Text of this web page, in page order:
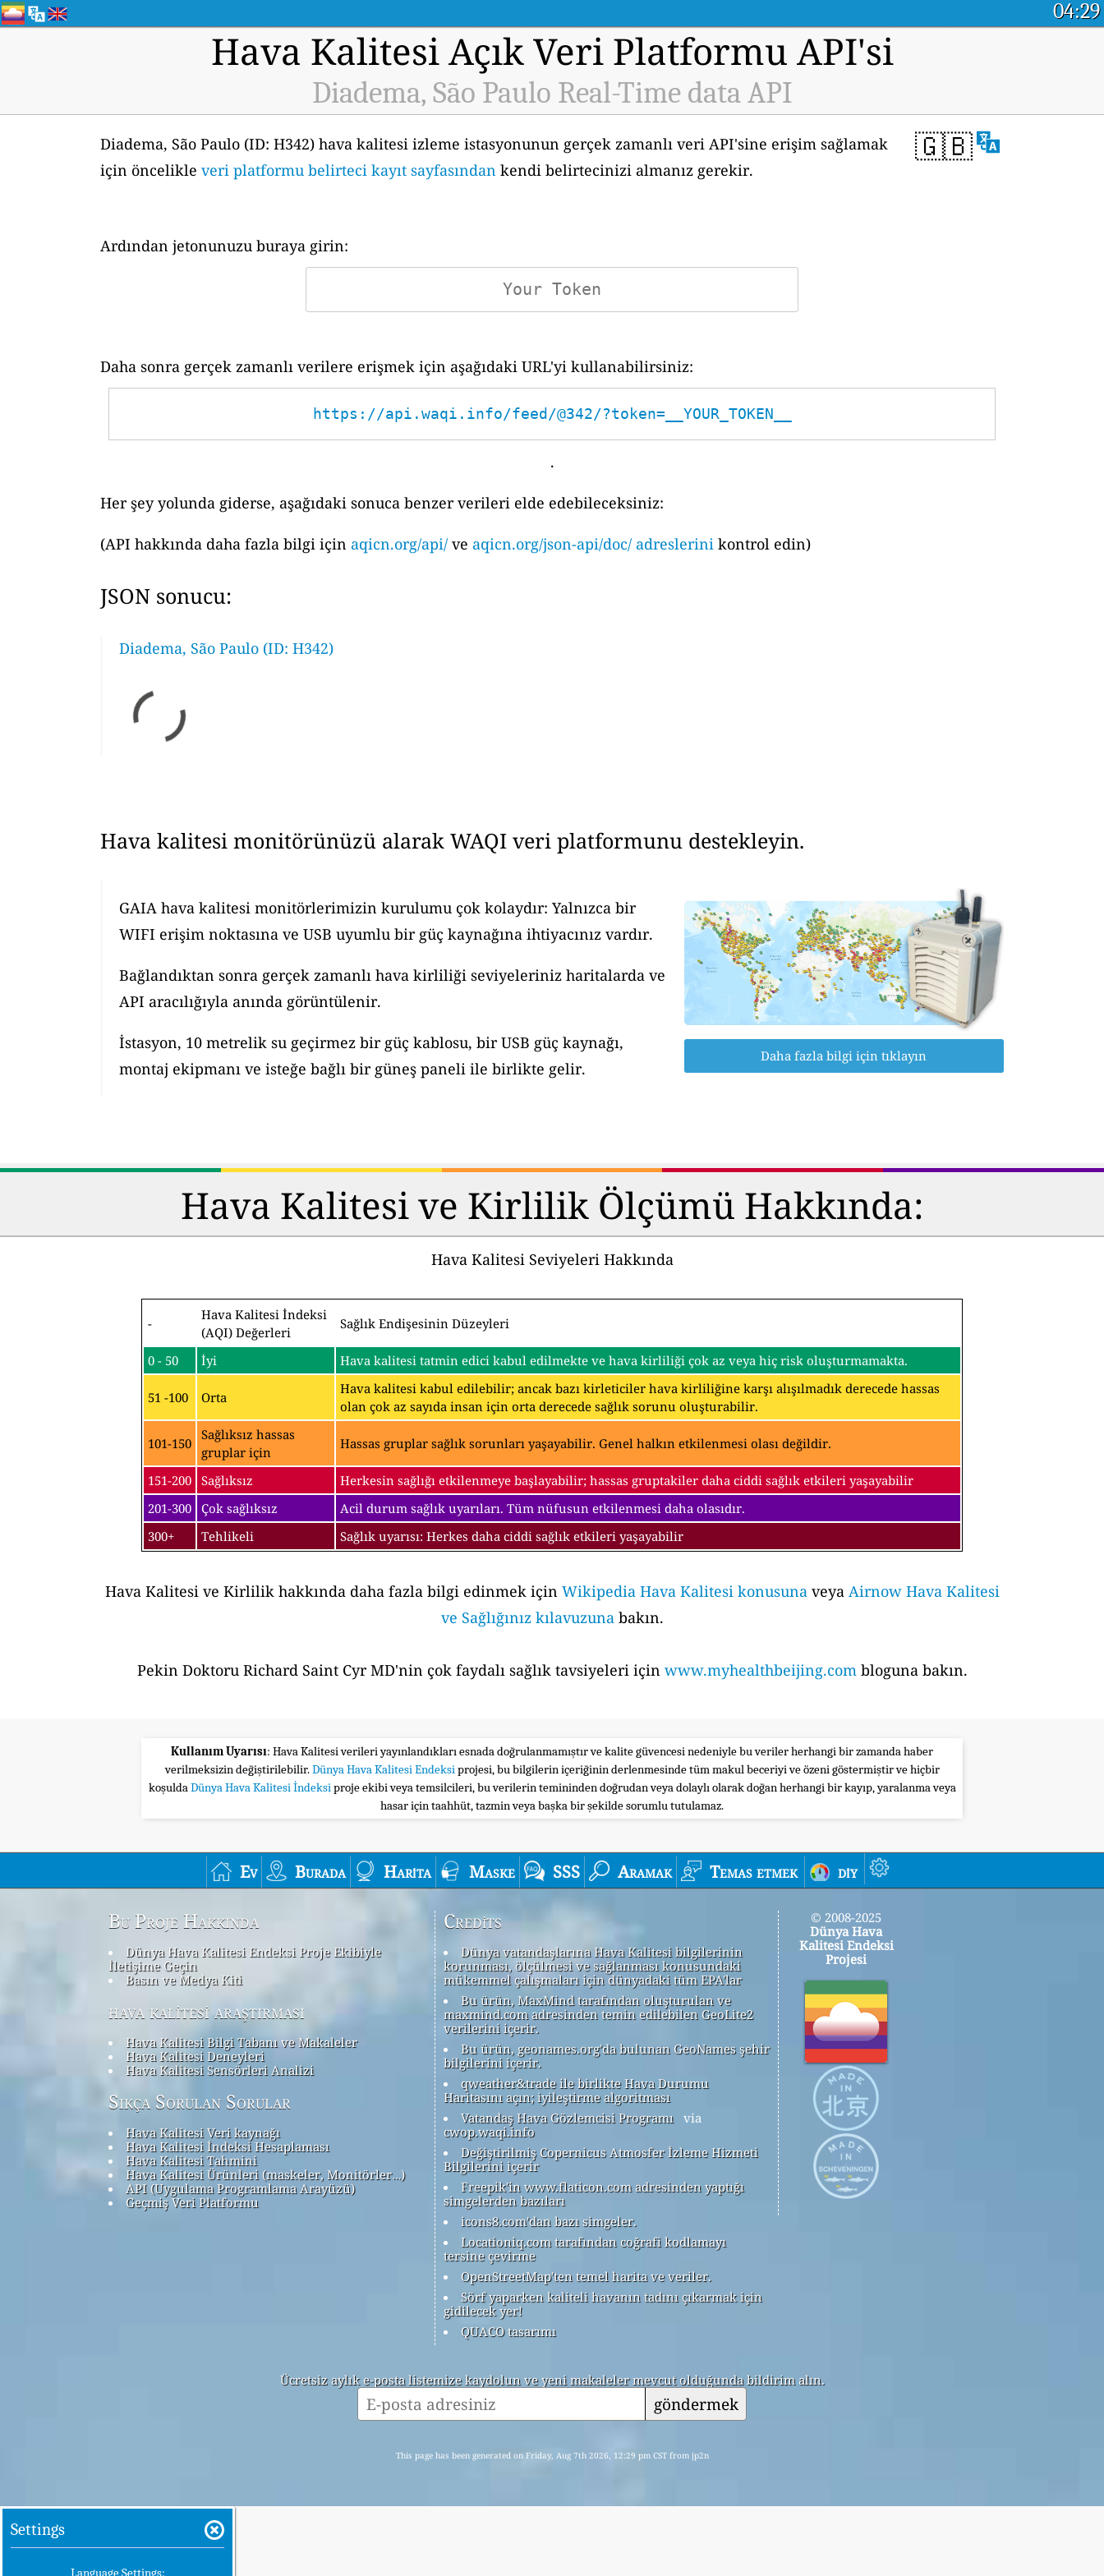
04:29
Hava Kalitesi Açık Veri Platformu API'si
Diadema, São Paulo Real-Time data API
🇬🇧
Diadema, São Paulo (ID: H342) hava kalitesi izleme istasyonunun gerçek zamanlı veri API'sine erişim sağlamak
için öncelikle veri platformu belirteci kayıt sayfasından kendi belirtecinizi almanız gerekir.
Ardından jetonunuzu buraya girin:
Daha sonra gerçek zamanlı verilere erişmek için aşağıdaki URL'yi kullanabilirsiniz:
https://api.waqi.info/feed/@342/?token=__YOUR_TOKEN__
.
Her şey yolunda giderse, aşağıdaki sonuca benzer verileri elde edebileceksiniz:
(API hakkında daha fazla bilgi için aqicn.org/api/ ve aqicn.org/json-api/doc/ adreslerini kontrol edin)
JSON sonucu:
Diadema, São Paulo (ID: H342)
Hava kalitesi monitörünüzü alarak WAQI veri platformunu destekleyin.
GAIA hava kalitesi monitörlerimizin kurulumu çok kolaydır: Yalnızca bir
WIFI erişim noktasına ve USB uyumlu bir güç kaynağına ihtiyacınız vardır.
Bağlandıktan sonra gerçek zamanlı hava kirliliği seviyeleriniz haritalarda ve
API aracılığıyla anında görüntülenir.
İstasyon, 10 metrelik su geçirmez bir güç kablosu, bir USB güç kaynağı,
montaj ekipmanı ve isteğe bağlı bir güneş paneli ile birlikte gelir.
Daha fazla bilgi için tıklayın
Hava Kalitesi ve Kirlilik Ölçümü Hakkında:
Hava Kalitesi Seviyeleri Hakkında
-
Hava Kalitesi İndeksi
(AQI) Değerleri
Sağlık Endişesinin Düzeyleri
0 - 50 İyi Hava kalitesi tatmin edici kabul edilmekte ve hava kirliliği çok az veya hiç risk oluşturmamakta.
51 -100 Orta
Hava kalitesi kabul edilebilir; ancak bazı kirleticiler hava kirliliğine karşı alışılmadık derecede hassas
olan çok az sayıda insan için orta derecede sağlık sorunu oluşturabilir.
101-150
Sağlıksız hassas
gruplar için
Hassas gruplar sağlık sorunları yaşayabilir. Genel halkın etkilenmesi olası değildir.
151-200 Sağlıksız
Herkesin sağlığı etkilenmeye başlayabilir; hassas gruptakiler daha ciddi sağlık etkileri yaşayabilir
201-300 Çok sağlıksız
Acil durum sağlık uyarıları. Tüm nüfusun etkilenmesi daha olasıdır.
300+
Tehlikeli Sağlık uyarısı: Herkes daha ciddi sağlık etkileri yaşayabilir
Hava Kalitesi ve Kirlilik hakkında daha fazla bilgi edinmek için Wikipedia Hava Kalitesi konusunaveya Airnow Hava Kalitesi
ve Sağlığınız kılavuzunabakın.
Pekin Doktoru Richard Saint Cyr MD'nin çok faydalı sağlık tavsiyeleri için www.myhealthbeijing.combloguna bakın.
Kullanım Uyarısı: Hava Kalitesi verileri yayınlandıkları esnada doğrulanmamıştır ve kalite güvencesi nedeniyle bu veriler herhangi bir zamanda haber
verilmeksizin değiştirilebilir.Dünya Hava Kalitesi Endeksiprojesi, bu bilgilerin içeriğinin derlenmesinde tüm makul beceriyi ve özeni göstermiştir ve hiçbir
koşuldaDünya Hava Kalitesi İndeksiproje ekibi veya temsilcileri, bu verilerin temininden doğrudan veya dolaylı olarak doğan herhangi bir kayıp, yaralanma veya
hasar için taahhüt, tazmin veya başka bir şekilde sorumlu tutulamaz.
Ev Burada Harita Maske SSS Aramak Temas etmek diy
Bu Proje Hakkında
Dünya Hava Kalitesi Endeksi Proje Ekibiyle
İletişime Geçin
Basın ve Medya Kiti
hava kalitesi araştırması
Hava Kalitesi Bilgi Tabanı ve Makaleler
Hava Kalitesi Deneyleri
Hava Kalitesi Sensörleri Analizi
Sıkça Sorulan Sorular
Hava Kalitesi Veri kaynağı
Hava Kalitesi İndeksi Hesaplaması
Hava Kalitesi Tahmini
Hava Kalitesi Ürünleri (maskeler, Monitörler…)
API (Uygulama Programlama Arayüzü)
Geçmiş Veri Platformu
Credits
Dünya vatandaşlarına Hava Kalitesi bilgilerinin
korunması, ölçülmesi ve sağlanması konusundaki
mükemmel çalışmaları için dünyadaki tüm EPA'lar
Bu ürün, MaxMind tarafından oluşturulan ve
maxmind.com adresinden temin edilebilen GeoLite2
verilerini içerir.
Bu ürün, geonames.org'da bulunan GeoNames şehir
bilgilerini içerir.
qweather&trade ile birlikte Hava Durumu
Haritasını açın; iyileştirme algoritması
Vatandaş Hava Gözlemcisi Programı via
cwop.waqi.info
Değiştirilmiş Copernicus Atmosfer İzleme Hizmeti
Bilgilerini içerir
Freepik'in www.flaticon.com adresinden yaptığı
simgelerden bazıları
icons8.com'dan bazı simgeler.
Locationiq.com tarafından coğrafi kodlamayı
tersine çevirme
OpenStreetMap'ten temel harita ve veriler.
Sörf yaparken kaliteli havanın tadını çıkarmak için
gidilecek yer!
QUACO tasarımı
© 2008-2025
Dünya Hava
Kalitesi Endeksi
Projesi
Ücretsiz aylık e-posta listemize kaydolun ve yeni makaleler mevcut olduğunda bildirim alın.
göndermek
This page has been generated on Friday, Aug 7th 2026, 12:29 pm CST from jp2n
Settings